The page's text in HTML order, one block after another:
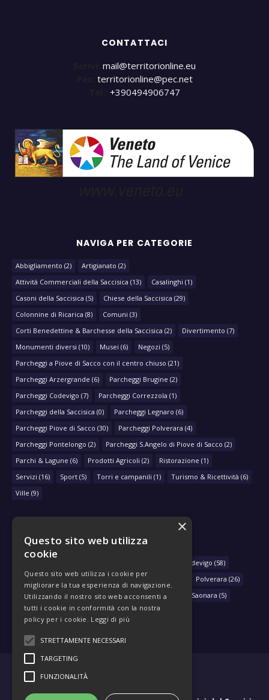
CONTATTACI
mail@territorionline.eu
territorionline@pec.net
+390494906747
NAVIGA PER CATEGORIE
Abbigliamento (2) Artigianato (2)
Attività Commerciali della Saccisica (13) Casalinghi (1)
Casoni della Saccisica (5) Chiese della Saccisica (29)
Colonnine di Ricarica (8) Comuni (3)
Corti Benedettine & Barchesse della Saccisica (2) Divertimento (7)
Monumenti diversi (10) Musei (6) Negozi (5)
Parcheggi a Piove di Sacco con il centro chiuso (21)
Parcheggi Arzergrande (6) Parcheggi Brugine (2)
Parcheggi Codevigo (7) Parcheggi Correzzola (1)
Parcheggi della Saccisica (0) Parcheggi Legnaro (6)
Parcheggi Piove di Sacco (30) Parcheggi Polverara (4)
Parcheggi Pontelongo (2) Parcheggi S.Angelo di Piove di Sacco (2)
Parchi & Lagune (6) Prodotti Agricoli (2) Ristorazione (1)
Servizi (16) Sport (5) Torri e campanili (1) Turismo & Ricettività (6)
Ville (9)
NAVIGA PER COMUNE
Codevigo (58)
Correzzola (29) Legnaro(33) Piove di Sacco Polverara (26)
Pontelongo (79) Sant'Angelo di Piove di Sacco Saonara (5)
×
Questo sito web utilizza
cookie
Questo sito web utilizza i cookie per
migliorare la tua esperienza di navigazione.
Utilizzando il nostro sito web acconsenti a
tutti i cookie in conformità con la nostra
policy per i cookie. Leggi di più
STRETTAMENTE NECESSARI
TARGETING
FUNZIONALITÀ